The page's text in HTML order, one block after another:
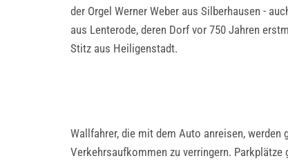
der Orgel Werner Weber aus Silberhausen -
aus Lenterode, deren Dorf vor 750 Jahren
Stitz aus Heiligenstadt.
Wallfahrer, die mit dem Auto anreisen,
Verkehrsaufkommen zu verringern.